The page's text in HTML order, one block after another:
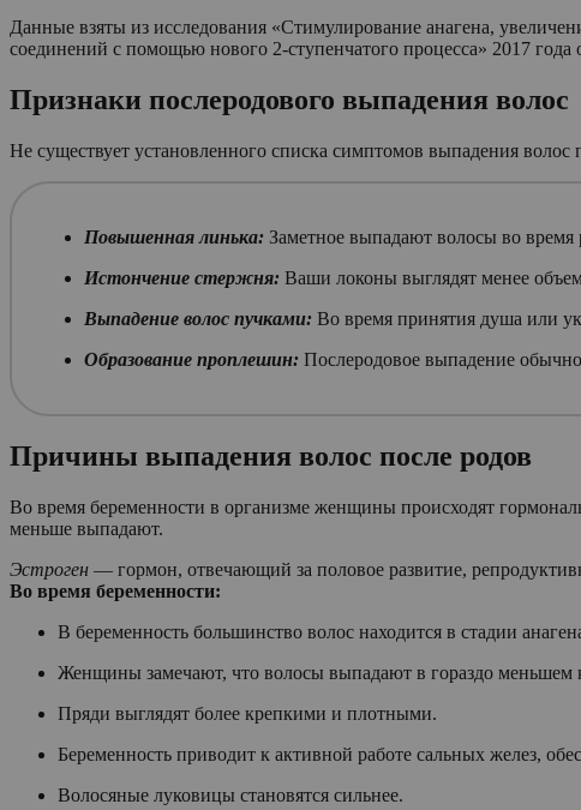
Данные взяты из исследования «Стимулирование анагена,
соединений с помощью нового 2-ступенчатого процесса» 2017 года
Признаки послеродового выпадения волос
Не существует установленного списка симптомов выпадения
Повышенная линька: Заметное выпадают волосы во время
Истончение стержня: Ваши локоны выглядят менее
Выпадение волос пучками: Во время принятия душа или
Образование проплешин: Послеродовое выпадение
Причины выпадения волос после родов
Во время беременности в организме женщины происходят
меньше выпадают.
Эстроген — гормон, отвечающий за половое развитие,
Во время беременности:
В беременность большинство волос находится в стадии
Женщины замечают, что волосы выпадают в гораздо меньшем
Пряди выглядят более крепкими и плотными.
Беременность приводит к активной работе сальных желез,
Волосяные луковицы становятся сильнее.